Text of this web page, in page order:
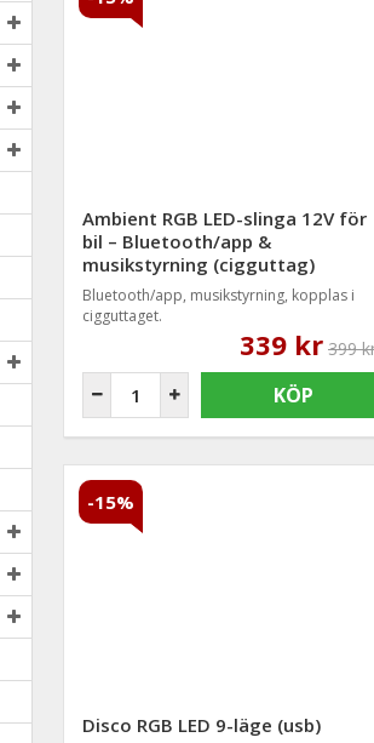
Ambient RGB LED-slinga 12V för
bil – Bluetooth/app &
musikstyrning (cigguttag)
Bluetooth/app, musikstyrning, kopplas i
cigguttaget.
339 kr 399
KÖP
-15%
Disco RGB LED 9-läge (usb)